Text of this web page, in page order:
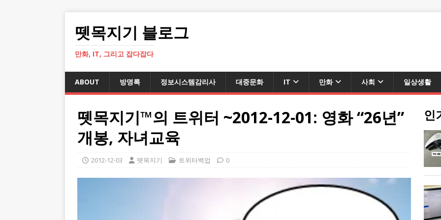
뗏목지기 블로그
만화, IT, 그리고 잡다잡다
ABOUT 방명록 정보시스템감리사 대중문화 IT 만화 사회 일상생활
뗏목지기™의 트위터 ~2012-12-01: 영화 “26년”
개봉, 자녀교육
2012-12-03 뗏목지기 트위터백업 0
인